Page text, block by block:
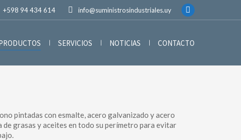
+598 94 434 614 info@suministrosindustriales.uy
SERVICIOS NOTICIAS CONTACTO
pintadas con esmalte, acero galvanizado y acero
grasas y aceites en todo su perímetro para evitar